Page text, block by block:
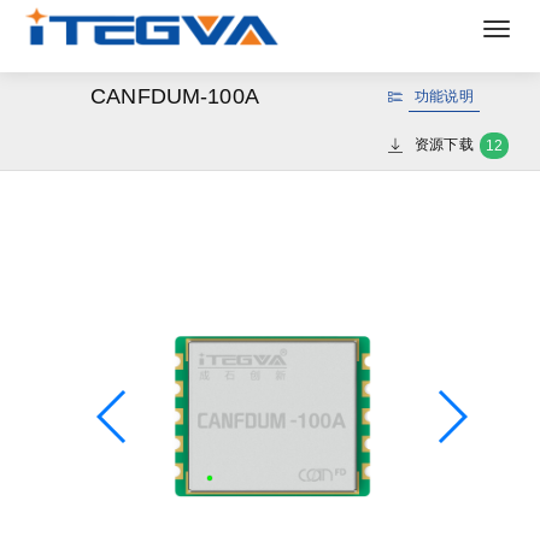
CANFDUM-100A 功能说明
资源下载 12